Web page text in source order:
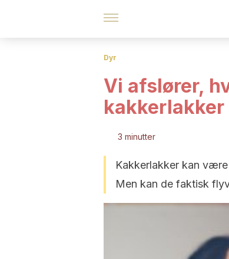
Dyr
Vi afslører,
3 minutter
Kakkerlakker kan
Men kan de faktisk